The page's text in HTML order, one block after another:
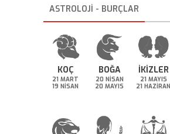
ASTROLOJİ - BURÇLAR
KOÇ
21 MART
19 NİSAN
BOĞA
20 NİSAN
20 MAYIS
İKİZLER
21 MAYIS
21 HAZİRAN